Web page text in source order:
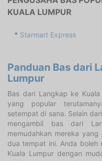
KUALA LUMPUR
Starmart Express
Panduan Bas dari
Lumpur
Bas dari Langkap ke
yang popular
setempat di sana. Selain
mengambil bas dari
memudahkan mereka
dua tempat ini. Anda boleh
Kuala Lumpur dengan